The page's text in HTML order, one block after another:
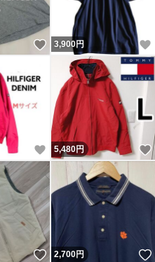
いいね！
3,900円
いいね！
5,480円
いいね！
2,700円